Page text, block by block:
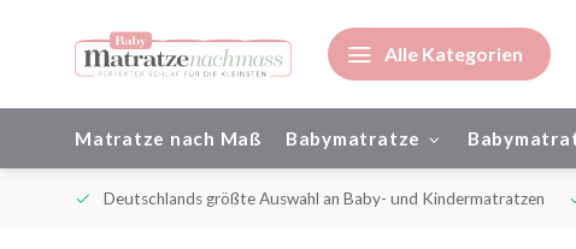
Alle Kategorien
Matratze nach Maß Babymatratze
Deutschlands größte Auswahl an Baby- und Kindermatratzen